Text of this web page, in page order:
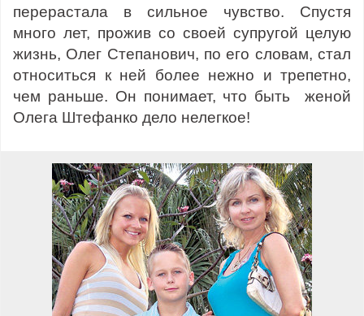
перерастала в сильное чувство. Спустя
много лет, прожив со своей супругой целую
жизнь, Олег Степанович, по его словам, стал
относиться к ней более нежно и трепетно,
чем раньше. Он понимает, что быть женой
Олега Штефанко дело нелегкое!